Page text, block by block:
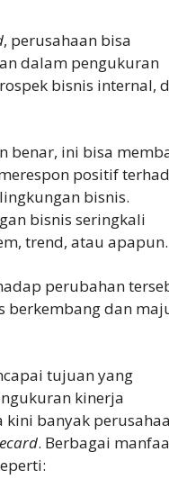
, perusahaan bisa
dalam pengukuran
bisnis internal,
benar, ini bisa
positif
bisnis.
bisnis seringkali
trend, atau apapun.
perubahan
berkembang dan
tujuan yang
kinerja
kini banyak
. Berbagai